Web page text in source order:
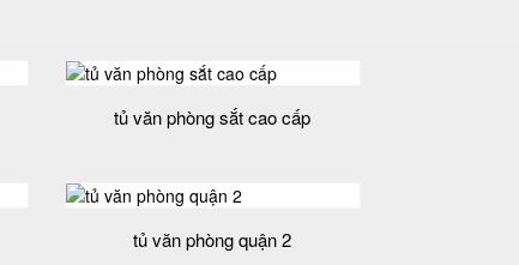
tủ văn phòng sắt cao cấp
tủ văn phòng quận 2